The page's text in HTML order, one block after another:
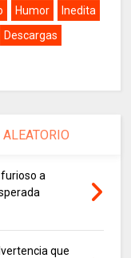
Humor
Inedita
Descargas
ALEATORIO
a
que